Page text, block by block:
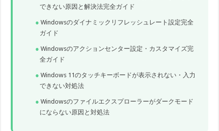
できない原因と解決法完全ガイド
Windowsのダイナミックリフレッシュレート設定完全
ガイド
Windowsのアクションセンター設定・カスタマイズ完
全ガイド
Windows 11のタッチキーボードが表示されない・入力
できない対処法
Windowsのファイルエクスプローラーがダークモード
にならない原因と対処法